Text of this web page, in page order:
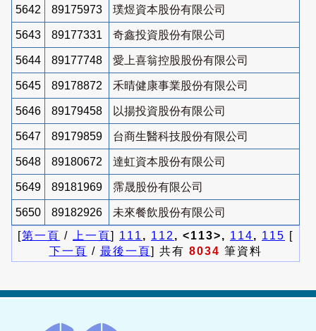
5642 89175973 璞煜資本股份有限公司
5643 89177331 奇鑫投資股份有限公司
5644 89177748 愛上喜翁控股股份有限公司
5645 89178872 禾晴健康事業股份有限公司
5646 89179458 以揚投資股份有限公司
5647 89179859 台商生醫科技股份有限公司
5648 89180672 達虹資本股份有限公司
5649 89181969 霈晟股份有限公司
5650 89182926
未來餐飲股份有限公司
[第一頁 / 上一頁] 111 , 112 , <113>, 114, 115 [
下一頁 / 最後一頁] 共有 8034 筆資料